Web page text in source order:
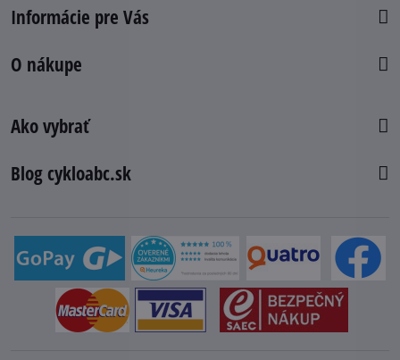
Informácie pre Vás
O nákupe
Ako vybrať
Blog cykloabc.sk